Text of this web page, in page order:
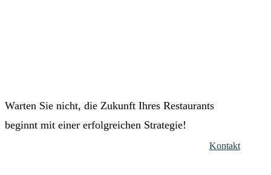
Warten Sie nicht, die Zukunft Ihres Restaurants
beginnt mit einer erfolgreichen Strategie!
Kontakt